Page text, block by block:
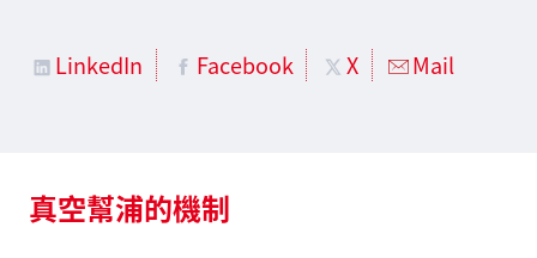
LinkedIn Facebook X Mail
真空幫浦的機制